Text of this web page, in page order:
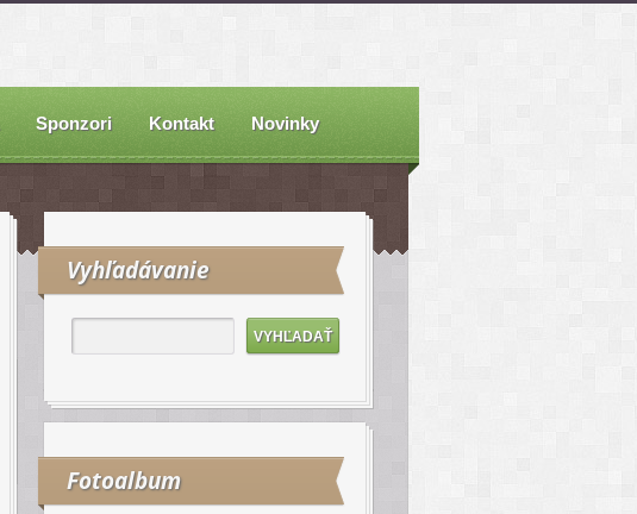
Sponzori Kontakt Novinky
Vyhľadávanie
Fotoalbum